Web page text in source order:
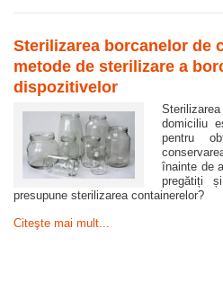
Sterilizarea borcanelor de
metode de sterilizare a
dispozitivelor
domiciliu
pentru
înainte de
pregătiți
presupune sterilizarea containerelor?
Citeşte mai mult...